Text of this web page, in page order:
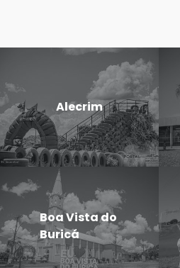
Alecrim
Boa Vista do
Buricá